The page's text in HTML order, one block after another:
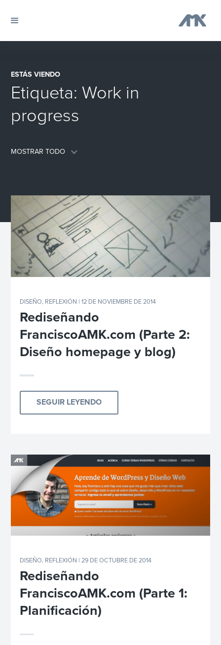
ESTÁS VIENDO
Etiqueta:Work in
progress
MOSTRAR TODO
DISEÑO, REFLEXIÓN | 12 DE NOVIEMBRE DE 2014
Rediseñando
FranciscoAMK.com (Parte 2:
Diseño homepage y blog)
SEGUIR LEYENDO
DISEÑO, REFLEXIÓN | 29 DE OCTUBRE DE 2014
Rediseñando
FranciscoAMK.com (Parte 1:
Planificación)